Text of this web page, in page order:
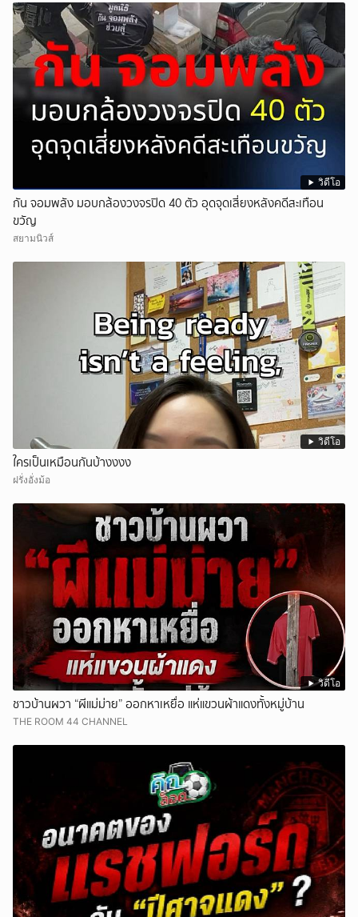
วิดีโอ
กัน จอมพลัง มอบกล้องวงจรปิด 40 ตัว อุดจุดเสี่ยงหลังคดีสะเทือน
ขวัญ
สยามนิวส์
วิดีโอ
ใครเป็นเหมือนกันบ้างงงง
ฝรั่งอั่งม้อ
วิดีโอ
ชาวบ้านผวา “ผีแม่ม่าย” ออกหาเหยื่อ แห่แขวนผ้าแดงทั้งหมู่บ้าน
THE ROOM 44 CHANNEL